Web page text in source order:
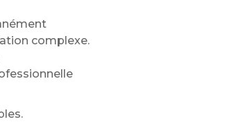
complexe.